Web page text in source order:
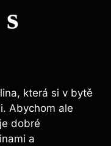
​která si v bytě
Abychom ale
dobré
a